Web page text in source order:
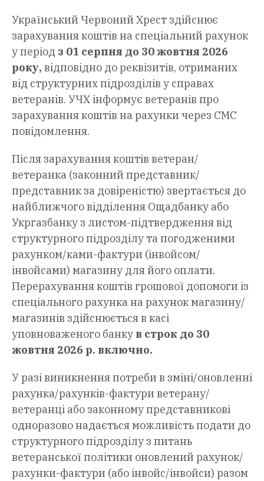
Український Червоний Хрест здійснює
зарахування коштів на спеціальний рахунок
у період з 01 серпня до 30 жовтня 2026
року, відповідно до реквізитів, отриманих
від структурних підрозділів у справах
ветеранів. УЧХ інформує ветеранів про
зарахування коштів на рахунки через СМС
повідомлення.
Після зарахування коштів ветеран/
ветеранка (законний представник/
представник за довіреністю) звертається до
найближчого відділення Ощадбанку або
Укргазбанку з листом-підтвердження від
структурного підрозділу та погодженими
рахунком/ками-фактури (інвойсом/
інвойсами) магазину для його оплати.
Перерахування коштів грошової допомоги із
спеціального рахунка на рахунок магазину/
магазинів здійснюється в касі
уповноваженого банку в строк до 30
жовтня 2026 р. включно.
У разі виникнення потреби в зміні/оновленні
рахунка/рахунків-фактури ветерану/
ветеранці або законному представникові
одноразово надається можливість подати до
структурного підрозділу з питань
ветеранської політики оновлений рахунок/
рахунки-фактури (або інвойс/інвойси) разом